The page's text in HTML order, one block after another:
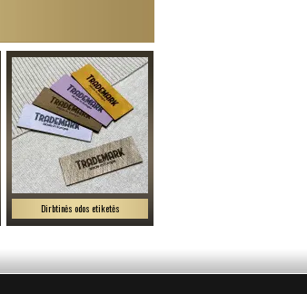
Dirbtinės odos etiketės